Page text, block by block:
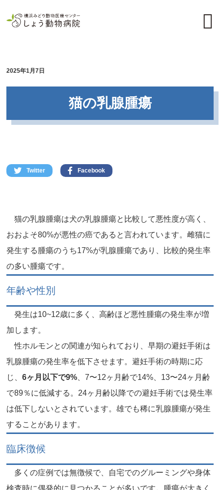
2025年1月7日
猫の乳腺腫瘍
Twitter Facebook
猫の乳腺腫瘍は犬の乳腺腫瘍と比較して悪性度が高く、
おおよそ80%が悪性の癌であると言われています。雌猫に
発生する腫瘍のうち17%が乳腺腫瘍であり、比較的発生率
の多い腫瘍です。
年齢や性別
発生は10~12歳に多く、高齢ほど悪性腫瘍の発生率が増
加します。
性ホルモンとの関連が知られており、早期の避妊手術は
乳腺腫瘍の発生率を低下させます。避妊手術の時期に応
じ、6ヶ月以下で9% 、7〜12ヶ月齢で14%、13〜24ヶ月齢
で89％に低減する。24ヶ月齢以降での避妊手術では発生率
は低下しないとされています。雄でも稀に乳腺腫瘍が発生
することがあります。
臨床徴候
多くの症例では無徴候で、自宅でのグルーミングや身体
検査時に偶発的に見つかることが多いです。腫瘍が大きく